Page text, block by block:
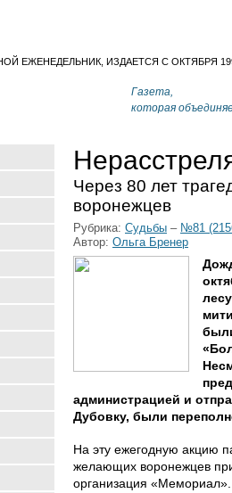
Газета,
которая
Через 80 лет
воронежцев
Рубрика: Судьбы – №81
Автор: Ольга Бренер
администрацией и
Дубовку, были
На эту ежегодную акцию
желающих воронежцев
организация